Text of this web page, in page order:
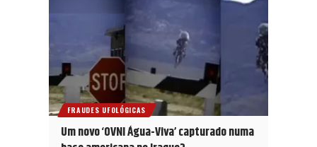
FRAUDES UFOLÓGICAS
Um novo ‘OVNI Água-Viva’ capturado numa